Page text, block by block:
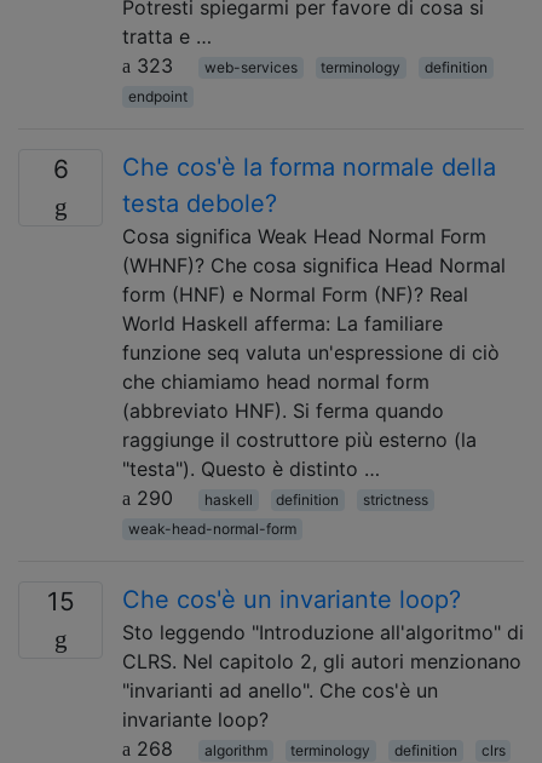
Potresti spiegarmi per favore di cosa si
tratta e …
323
web-services terminology
definition
endpoint
6
Che cos'è la forma normale della
testa debole?
Cosa significa Weak Head Normal Form
(WHNF)? Che cosa significa Head Normal
form (HNF) e Normal Form (NF)? Real
World Haskell afferma: La familiare
funzione seq valuta un'espressione di ciò
che chiamiamo head normal form
(abbreviato HNF). Si ferma quando
raggiunge il costruttore più esterno (la
"testa"). Questo è distinto …
290
haskell definition
strictness
weak-head-normal-form
15 Che cos'è un invariante loop?
Sto leggendo "Introduzione all'algoritmo" di
CLRS. Nel capitolo 2, gli autori menzionano
"invarianti ad anello". Che cos'è un
invariante loop?
268
algorithm terminology definition
clrs